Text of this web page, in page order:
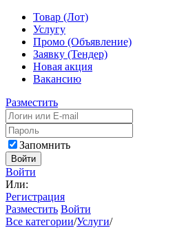
Товар (Лот)
Услугу
Промо (Объявление)
Заявку (Тендер)
Новая акция
Вакансию
Разместить
Запомнить
Войти
Войти
Или:
Регистрация
Разместить Войти
Все категории/Услуги/